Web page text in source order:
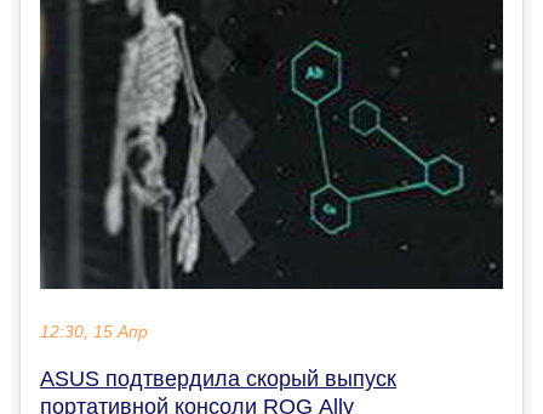
12:30, 15 Апр
ASUS подтвердила скорый выпуск
портативной консоли ROG Ally